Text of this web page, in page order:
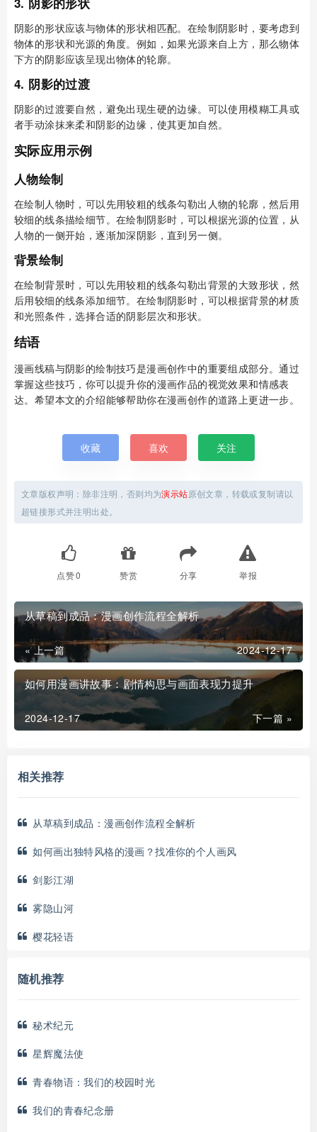
阴影的形状应该与物体的形状相匹配。在绘制阴影时，要考虑到
物体的形状和光源的角度。例如，如果光源来自上方，那么物体
下方的阴影应该呈现出物体的轮廓。
4. 阴影的过渡
阴影的过渡要自然，避免出现生硬的边缘。可以使用模糊工具或
者手动涂抹来柔和阴影的边缘，使其更加自然。
实际应用示例
人物绘制
在绘制人物时，可以先用较粗的线条勾勒出人物的轮廓，然后用
较细的线条描绘细节。在绘制阴影时，可以根据光源的位置，从
人物的一侧开始，逐渐加深阴影，直到另一侧。
背景绘制
在绘制背景时，可以先用较粗的线条勾勒出背景的大致形状，然
后用较细的线条添加细节。在绘制阴影时，可以根据背景的材质
和光照条件，选择合适的阴影层次和形状。
结语
漫画线稿与阴影的绘制技巧是漫画创作中的重要组成部分。通过
掌握这些技巧，你可以提升你的漫画作品的视觉效果和情感表
达。希望本文的介绍能够帮助你在漫画创作的道路上更进一步。
收藏 喜欢 关注
文章版权声明：除非注明，否则均为演示站原创文章，转载或复制请以
超链接形式并注明出处。
点赞0 赞赏 分享 举报
从草稿到成品：漫画创作流程全解析
« 上一篇 2024-12-17
如何用漫画讲故事：剧情构思与画面表现力提升
下一篇 »
2024-12-17
相关推荐
从草稿到成品：漫画创作流程全解析
如何画出独特风格的漫画？找准你的个人画风
剑影江湖
雾隐山河
樱花轻语
随机推荐
秘术纪元
星辉魔法使
青春物语：我们的校园时光
我们的青春纪念册